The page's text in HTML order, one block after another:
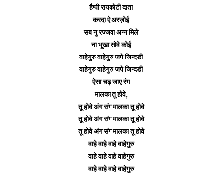
हैप्पी रायकोटी दाता
करदा ऐ अरज़ोई
सब नु रज्जवा अन्न मिले
ना भूखा सोवे कोई
वाहेगुरु वाहेगुरु जपे जिन्दडी
वाहेगुरु वाहेगुरु जपे जिन्दडी
ऐसा चढ़ जाए रंग
मालकातू होवे,
तू होवे अंग संगमालकातू होवे
तू होवे अंग संगमालकातू होवे
तू होवे अंग संगमालकातू होवे
वाहे वाहे वाहे वाहेगुरु
वाहे वाहे वाहे वाहेगुरु
वाहे वाहे वाहे वाहेगुरु